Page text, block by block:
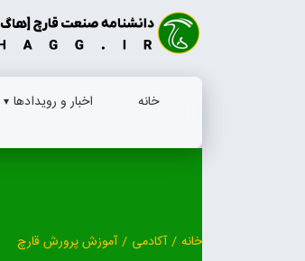
خانه اخبار و رویدادها
خانه / آکادمی / آموزش پرورش قارچ